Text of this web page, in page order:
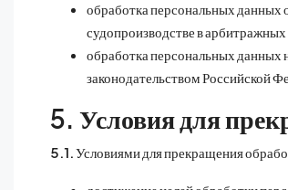
обработка персональных данных
судопроизводстве в арбитражных
обработка персональных данных
законодательством Российской
5. Условия для
5.1.Условиями для прекращения